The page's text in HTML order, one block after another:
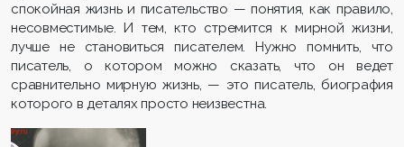
спокойная жизнь и писательство — понятия, как правило,
несовместимые. И тем, кто стремится к мирной жизни,
лучше не становиться писателем. Нужно помнить, что
писатель, о котором можно сказать, что он ведет
сравнительно мирную жизнь, — это писатель, биография
которого в деталях просто неизвестна.